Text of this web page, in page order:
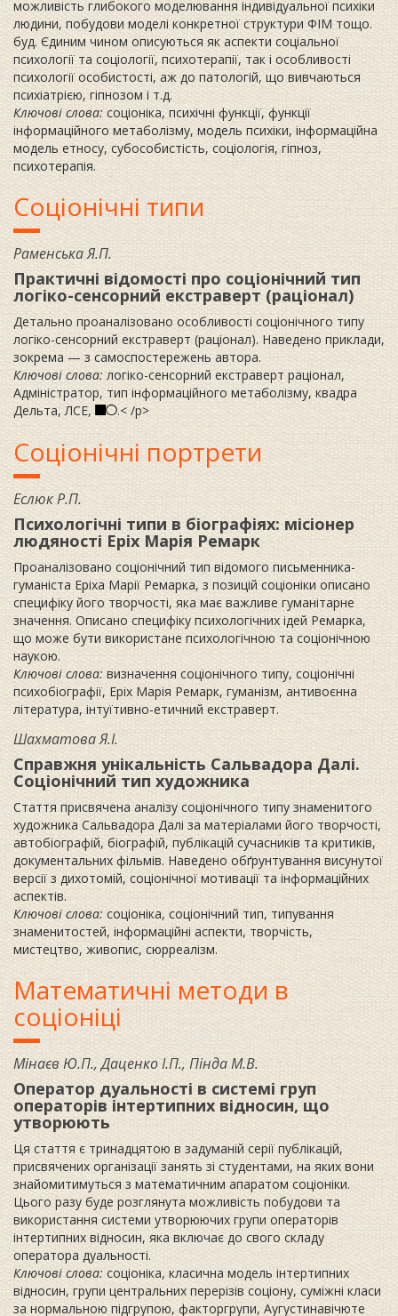
можливість глибокого моделювання індивідуальної психіки
людини, побудови моделі конкретної структури ФІМ тощо.
буд. Єдиним чином описуються як аспекти соціальної
психології та соціології, психотерапії, так і особливості
психології особистості, аж до патологій, що вивчаються
психіатрією, гіпнозом і т.д.
Ключові слова: соціоніка, психічні функції, функції
інформаційного метаболізму, модель психіки, інформаційна
модель етносу, субособистість, соціологія, гіпноз,
психотерапія.
Соціонічні типи
Раменська Я.П.
Практичні відомості про соціонічний тип
логіко-сенсорний екстраверт (раціонал)
Детально проаналізовано особливості соціонічного типу
логіко-сенсорний екстраверт (раціонал). Наведено приклади,
зокрема — з самоспостережень автора.
Ключові слова: логіко-сенсорний екстраверт раціонал,
Адміністратор, тип інформаційного метаболізму, квадра
Дельта, ЛСЕ,
PS.< /p>
Соціонічні портрети
Еслюк Р.П.
Психологічні типи в біографіях: місіонер
людяності Еріх Марія Ремарк
Проаналізовано соціонічний тип відомого письменника-
гуманіста Еріха Марії Ремарка, з позицій соціоніки описано
специфіку його творчості, яка має важливе гуманітарне
значення. Описано специфіку психологічних ідей Ремарка,
що може бути використане психологічною та соціонічною
наукою.
Ключові слова: визначення соціонічного типу, соціонічні
психобіографії, Еріх Марія Ремарк, гуманізм, антивоєнна
література, інтуїтивно-етичний екстраверт.
Шахматова Я.І.
Справжня унікальність Сальвадора Далі.
Соціонічний тип художника
Стаття присвячена аналізу соціонічного типу знаменитого
художника Сальвадора Далі за матеріалами його творчості,
автобіографій, біографій, публікацій сучасників та критиків,
документальних фільмів. Наведено обґрунтування висунутої
версії з дихотомій, соціонічної мотивації та інформаційних
аспектів.
Ключові слова: соціоніка, соціонічний тип, типування
знаменитостей, інформаційні аспекти, творчість,
мистецтво, живопис, сюрреалізм.
Математичні методи в
соціоніці
Мінаєв Ю.П., Даценко І.П., Пінда М.В.
Оператор дуальності в системі груп
операторів інтертипних відносин, що
утворюють
Ця стаття є тринадцятою в задуманій серії публікацій,
присвячених організації занять зі студентами, на яких вони
знайомитимуться з математичним апаратом соціоніки.
Цього разу буде розглянута можливість побудови та
використання системи утворюючих групи операторів
інтертипних відносин, яка включає до свого складу
оператора дуальності.
Ключові слова: соціоніка, класична модель інтертипних
відносин, групи центральних перерізів соціону, суміжні класи
за нормальною підгрупою, факторгрупи, Аугустинавічюте